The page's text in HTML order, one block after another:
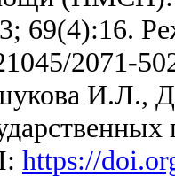
69(4):16.
2071-
И.Л.,
https://